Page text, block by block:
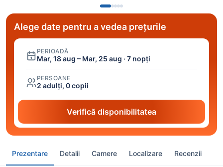
Alege date pentru a vedea prețurile
PERIOADĂ
Mar, 18 aug – Mar, 25 aug · 7 nopți
PERSOANE
2 adulți, 0 copii
Verifică disponibilitatea
Prezentare Detalii Camere Localizare Recenzii